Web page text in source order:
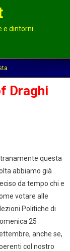
e dintorni
Draghi
questa
abbiamo già
da tempo chi e
votare alle
Politiche di
25
anche se,
col nostro